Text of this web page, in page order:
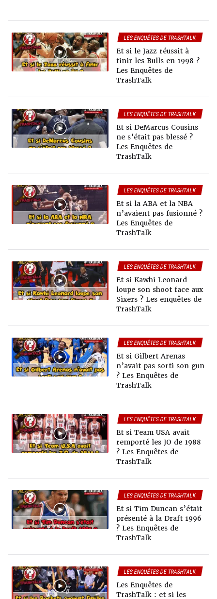
LES ENQUÊTES DE TRASHTALK
Et si le Jazz réussit à
finir les Bulls en 1998 ?
Les Enquêtes de
TrashTalk
LES ENQUÊTES DE TRASHTALK
Et si DeMarcus Cousins
ne s’était pas blessé ?
Les Enquêtes de
TrashTalk
LES ENQUÊTES DE TRASHTALK
Et si la ABA et la NBA
n’avaient pas fusionné ?
Les Enquêtes de
TrashTalk
LES ENQUÊTES DE TRASHTALK
Et si Kawhi Leonard
loupe son shoot face aux
Sixers ? Les enquêtes de
TrashTalk
LES ENQUÊTES DE TRASHTALK
Et si Gilbert Arenas
n’avait pas sorti son gun
? Les Enquêtes de
TrashTalk
LES ENQUÊTES DE TRASHTALK
Et si Team USA avait
remporté les JO de 1988
? Les Enquêtes de
TrashTalk
LES ENQUÊTES DE TRASHTALK
Et si Tim Duncan s’était
présenté à la Draft 1996
? Les Enquêtes de
TrashTalk
LES ENQUÊTES DE TRASHTALK
Les Enquêtes de
TrashTalk : et si les